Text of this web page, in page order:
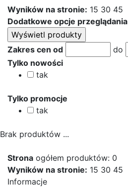
Wyników na stronie: 15 30 45
Dodatkowe opcje przeglądania
Zakres cen od
do
Tylko nowości
tak
Tylko promocje
tak
Brak produktów ...
Strona ogółem produktów: 0
Wyników na stronie: 15 30 45
Informacje